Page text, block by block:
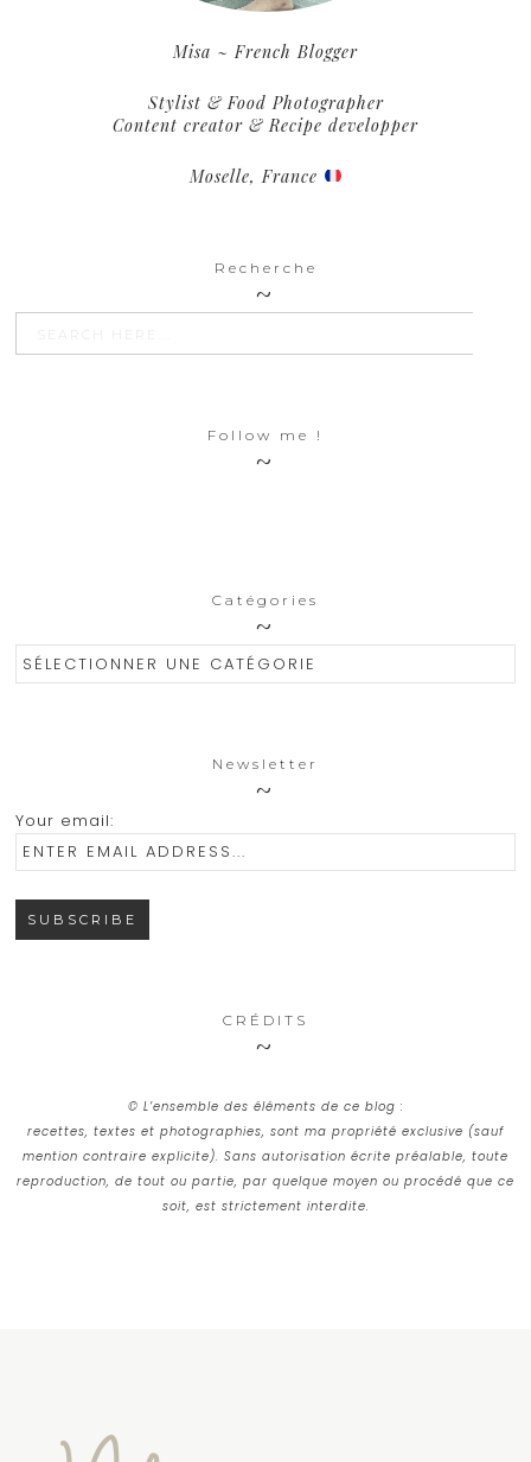
Misa ~ French Blogger
Stylist & Food Photographer
Content creator & Recipe developper
Moselle, France
Recherche
Search SEARCH
Follow me !
Catégories
Catégories
Newsletter
Your email:
CRÉDITS
© L’ensemble des éléments de ce blog :
recettes, textes et photographies, sont ma propriété exclusive (sauf
mention contraire explicite). Sans autorisation écrite préalable, toute
reproduction, de tout ou partie, par quelque moyen ou procédé que ce
soit, est strictement interdite.